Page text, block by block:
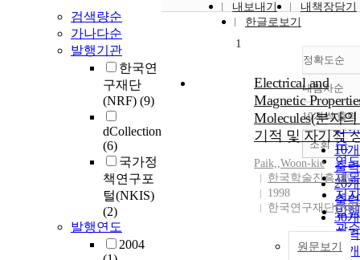
검색량순
가나다순
발행기관
한국연
구재단
(NRF) (9)
dCollection
(6)
국가정
책연구포
털(NKIS)
(2)
발행연도
2004
내보내기
내책장담기
한글로보기
정확도순
정
순
인
순
연
제
저
발
관순
내림차순
내
10개씩 출력
10
출력
20
출력
30
출력
50
조회
1
Electrical and
Magnetic
Molecules(분자
기적 및 자기적
Paik,,Woon-kie
한국학술진흥재단
1998
한국연구재단
원문보기